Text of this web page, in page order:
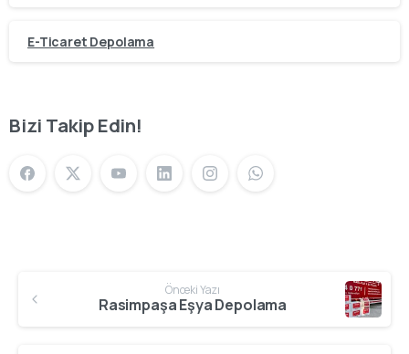
E-Ticaret Depolama
Bizi Takip Edin!
Önceki Yazı
Rasimpaşa Eşya Depolama